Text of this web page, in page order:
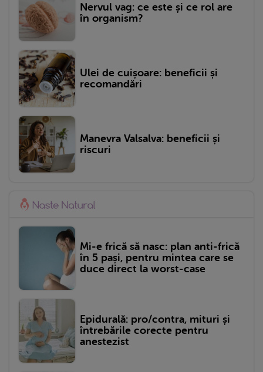
Nervul vag: ce este și ce rol are
în organism?
Ulei de cuișoare: beneficii și
recomandări
Manevra Valsalva: beneficii și
riscuri
Mi-e frică să nasc: plan anti-frică
în 5 pași, pentru mintea care se
duce direct la worst-case
Epidurală: pro/contra, mituri și
întrebările corecte pentru
anestezist